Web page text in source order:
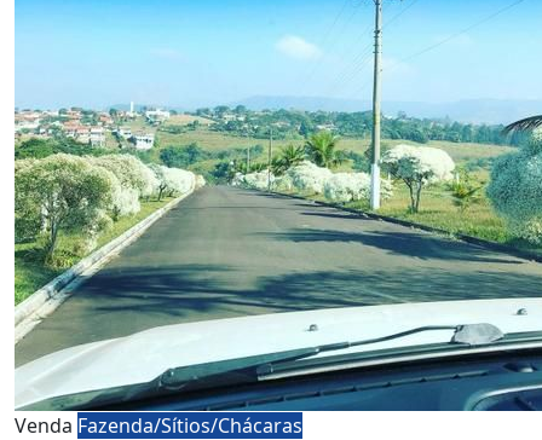
Venda Fazenda/Sítios/Chácaras